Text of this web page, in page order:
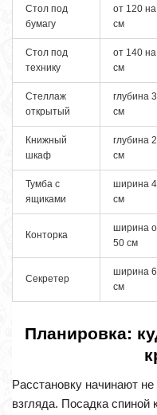
Стол под
бумагу
от 120
см
Стол под
технику
от 140
см
Стеллаж
открытый
глубина
см
Книжный
шкаф
глубина
см
Тумба с
ящиками
ширина
см
Конторка
ширина
50 см
Секретер
ширина
см
Планировка:
Расстановку начинают
взгляда. Посадка спиной